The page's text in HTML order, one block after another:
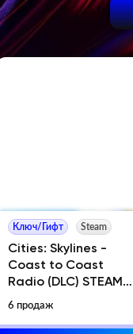
Ключ/Гифт Steam
Cities: Skylines -
Coast to Coast
Radio (DLC) STEAM
KEY
6 продаж